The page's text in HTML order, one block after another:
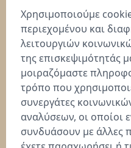
Χρησιμοποιούμε
περιεχομένου και
λειτουργιών
της επισκεψιμότητάς
μοιραζόμαστε
τρόπο που
συνεργάτες
αναλύσεων, οι οποίοι
συνδυάσουν με άλλες